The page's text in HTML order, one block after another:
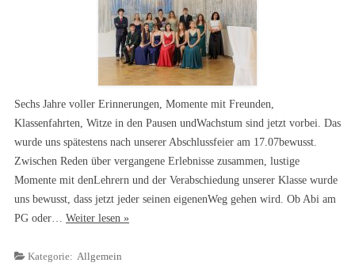
Sechs Jahre voller Erinnerungen, Momente mit Freunden,
Klassenfahrten, Witze in den Pausen undWachstum sind jetzt vorbei. Das
wurde uns spätestens nach unserer Abschlussfeier am 17.07bewusst.
Zwischen Reden über vergangene Erlebnisse zusammen, lustige
Momente mit denLehrern und der Verabschiedung unserer Klasse wurde
uns bewusst, dass jetzt jeder seinen eigenenWeg gehen wird. Ob Abi am
PG oder… Weiter lesen »
Kategorie: Allgemein